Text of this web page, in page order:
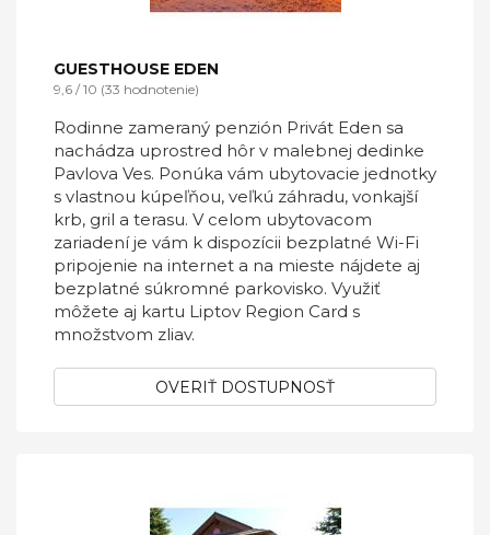
GUESTHOUSE EDEN
9,6 / 10 (33 hodnotenie)
Rodinne zameraný penzión Privát Eden sa
nachádza uprostred hôr v malebnej dedinke
Pavlova Ves. Ponúka vám ubytovacie jednotky
s vlastnou kúpeľňou, veľkú záhradu, vonkajší
krb, gril a terasu. V celom ubytovacom
zariadení je vám k dispozícii bezplatné Wi-Fi
pripojenie na internet a na mieste nájdete aj
bezplatné súkromné parkovisko. Využiť
môžete aj kartu Liptov Region Card s
množstvom zliav.
OVERIŤ DOSTUPNOSŤ